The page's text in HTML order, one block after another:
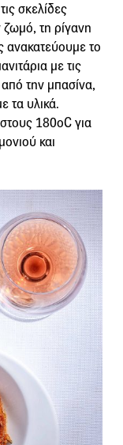
σκελίδες
τη ρίγανη
ανακατεύουμε το
με τις
την μπασίνα,
τα υλικά.
180οC για
και